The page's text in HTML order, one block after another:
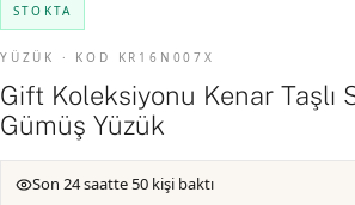
STOKTA
YÜZÜK · KOD KR16N007X
Gift Koleksiyonu Kenar Taşlı
Gümüş Yüzük
Son 24 saatte 50 kişi baktı